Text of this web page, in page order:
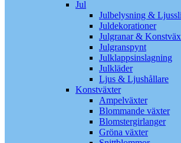
Jul
Julbelysning &
Juldekorationer
Julgranar &
Julgranspynt
Julklappsinslagning
Julkläder
Ljus & Ljushållare
Konstväxter
Ampelväxter
Blommande växter
Blomstergirlanger
Gröna växter